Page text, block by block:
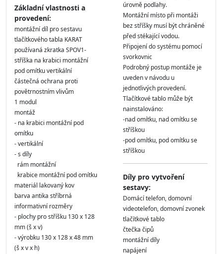
Základní vlastnosti a
provedení:
montážní díl pro sestavu
tlačítkového tabla KARAT
používaná zkratka SPOV1-
stříška na krabici montážní
pod omítku vertikální
částečná ochrana proti
povětrnostním vlivům
1 modul
montáž
- na krabici montážní pod
omítku
- vertikální
- s díly
rám montážní
krabice montážní pod omítku
materiál lakovaný kov
barva antika stříbrná
informativní rozměry
- plochy pro stříšku 130 x 128
mm (š x v)
- výrobku 130 x 128 x 48 mm
(š x v x h)
úrovně podlahy.
Montážní místo při montáži
bez stříšky musí být chráněné
před stékající vodou.
Připojení do systému pomocí
svorkovnic
Podrobný postup montáže je
uveden v návodu u
jednotlivých provedení.
Tlačítkové tablo může být
nainstalováno:
-nad omítku, nad omítku se
stříškou
-pod omítku, pod omítku se
stříškou
Díly pro vytvoření
sestavy:
Domácí telefon, domovní
videotelefon, domovní zvonek
tlačítkové tablo
čtečka čipů
montážní díly
napájení